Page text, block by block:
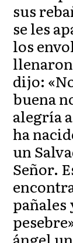
sus
se les
los
dijo:
buena
alegría
ha
un
Señor.
pañales